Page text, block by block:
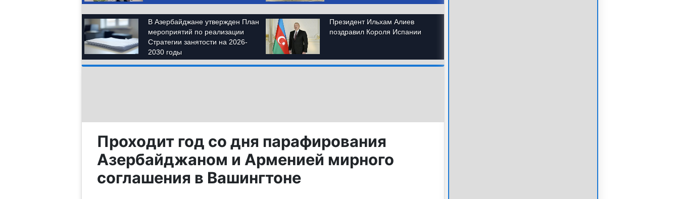
Проходит год со дня парафирования
Азербайджаном и Арменией мирного
соглашения в Вашингтоне